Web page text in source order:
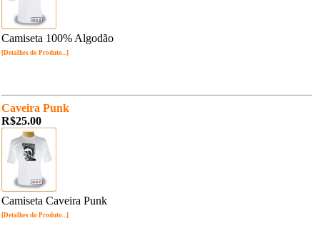
Camiseta 100% Algodão
[Detalhes do Produto...]
Caveira Punk
R$25.00
Camiseta Caveira Punk
[Detalhes do Produto...]